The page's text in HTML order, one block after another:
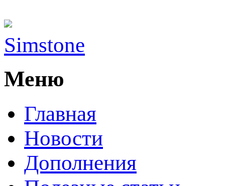
Simstone
Меню
Главная
Новости
Дополнения